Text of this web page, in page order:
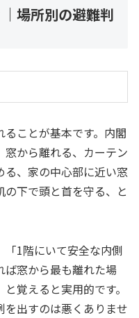
場所別の避難判
ことが基本です。内閣
から離れる、カーテン
、家の中心部に近い窓
下で頭と首を守る、と
1階にいて安全な内側
ば窓から最も離れた場
覚えると実用的です。
出すのは悪くありませ